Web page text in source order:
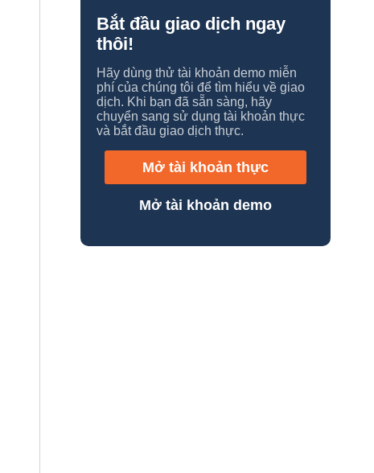
Bắt đầu giao dịch ngay
thôi!
Hãy dùng thử tài khoản demo miễn
phí của chúng tôi để tìm hiểu về giao
dịch. Khi bạn đã sẵn sàng, hãy
chuyển sang sử dụng tài khoản thực
và bắt đầu giao dịch thực.
Mở tài khoản thực
Mở tài khoản demo